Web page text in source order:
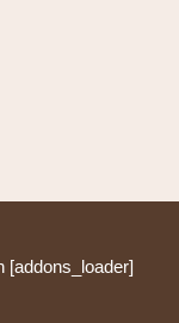
[addons_loader]